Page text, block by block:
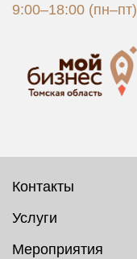
9:00–18:00 (пн–пт)
Контакты
Услуги
Мероприятия